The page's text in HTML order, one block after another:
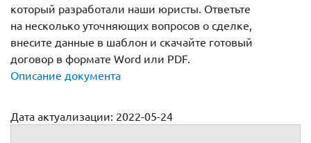
который разработали наши юристы. Ответьте
на несколько уточняющих вопросов о сделке,
внесите данные в шаблон и скачайте готовый
договор в формате Word или PDF.
Описание документа
Дата актуализации: 2022-05-24